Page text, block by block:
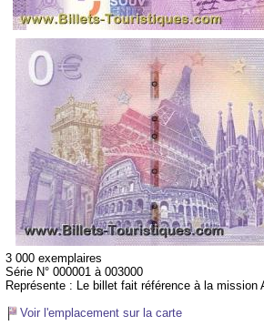
3 000 exemplaires
Série N° 000001 à 003000
Représente : Le billet fait référence à la mission
Voir l'emplacement sur la carte